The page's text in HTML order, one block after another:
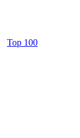
Top 100